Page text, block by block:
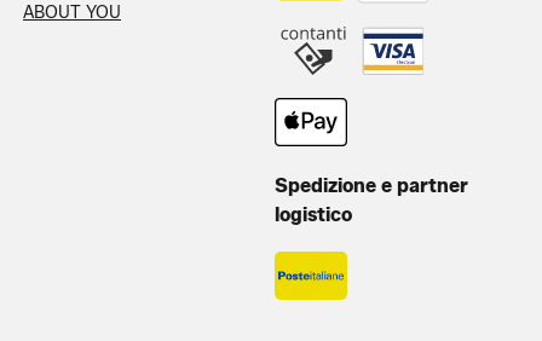
ABOUT YOU
Spedizione e partner
logistico